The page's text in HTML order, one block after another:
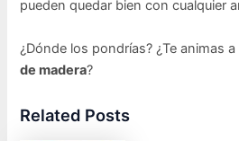
pueden quedar bien con cualquier
¿Dónde los pondrías? ¿Te animas
de madera?
Related Posts